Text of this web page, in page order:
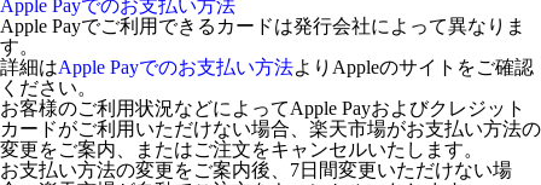
Apple Payでのお支払い方法
Apple Payでご利用できるカードは発行会社によって異なりま
す。
詳細はApple Payでのお支払い方法よりAppleのサイトをご確認
ください。
お客様のご利用状況などによってApple Payおよびクレジット
カードがご利用いただけない場合、楽天市場がお支払い方法の
変更をご案内、またはご注文をキャンセルいたします。
お支払い方法の変更をご案内後、7日間変更いただけない場